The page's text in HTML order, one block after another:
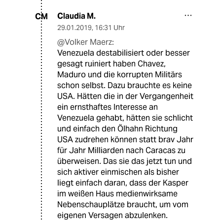
CM Claudia M.
29.01.2019, 16:31 Uhr
@Volker Maerz:
Venezuela destabilisiert oder besser
gesagt ruiniert haben Chavez,
Maduro und die korrupten Militärs
schon selbst. Dazu brauchte es keine
USA. Hätten die in der Vergangenheit
ein ernsthaftes Interesse an
Venezuela gehabt, hätten sie schlicht
und einfach den Ölhahn Richtung
USA zudrehen können statt brav Jahr
für Jahr Milliarden nach Caracas zu
überweisen. Das sie das jetzt tun und
sich aktiver einmischen als bisher
liegt einfach daran, dass der Kasper
im weißen Haus medienwirksame
Nebenschauplätze braucht, um vom
eigenen Versagen abzulenken.